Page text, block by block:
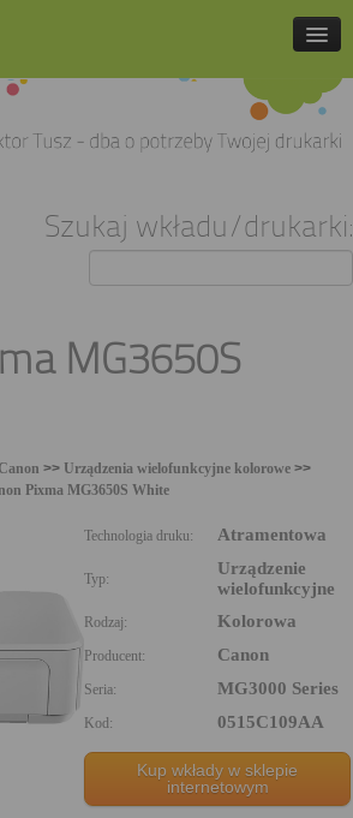
Szukaj wkładu/drukarki:
MG3650S
>> Urządzenia wielofunkcyjne kolorowe >>
Pixma MG3650S White
Technologia druku: Atramentowa
Typ:
Urządzenie
wielofunkcyjne
Rodzaj: Kolorowa
Producent: Canon
Seria: MG3000 Series
Kod: 0515C109AA
Kup wkłady w sklepie
internetowym